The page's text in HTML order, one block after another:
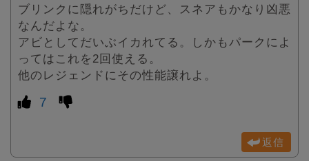
ブリンクに隠れがちだけど、スネアもかなり凶悪
なんだよな。
アビとしてだいぶイカれてる。しかもパークによ
ってはこれを2回使える。
他のレジェンドにその性能譲れよ。
7
返信